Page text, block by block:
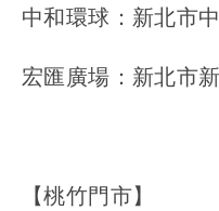
中和環球：新北市
宏匯廣場：新北市
【桃竹門市】